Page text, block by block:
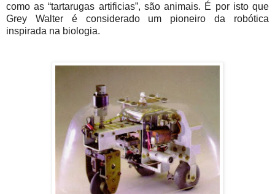
como as “tartarugas artificias”, são animais. É por isto que
Grey Walter é considerado um pioneiro da robótica
inspirada na biologia.